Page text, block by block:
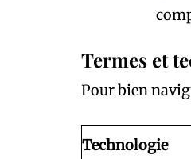
Termes et
Pour bien
Technologie